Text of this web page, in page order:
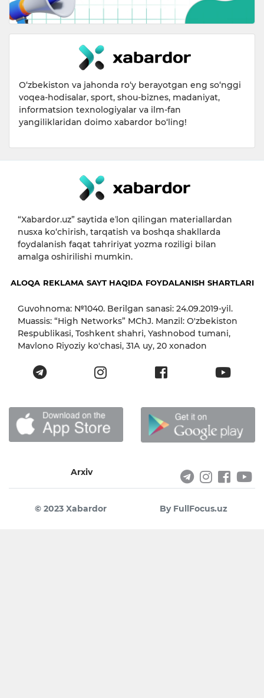
O‘zbekiston va jahonda ro‘y berayotgan eng so‘nggi
voqea-hodisalar, sport, shou-biznes, madaniyat,
informatsion texnologiyalar va ilm-fan
yangiliklaridan doimo xabardor bo‘ling!
“Xabardor.uz” saytida eʼlon qilingan materiallardan
nusxa ko‘chirish, tarqatish va boshqa shakllarda
foydalanish faqat tahririyat yozma roziligi bilan
amalga oshirilishi mumkin.
ALOQA REKLAMA SAYT HAQIDA FOYDALANISH SHARTLARI
Guvohnoma: №1040. Berilgan sanasi: 24.09.2019-yil.
Muassis: “High Networks” MChJ. Manzil: O'zbekiston
Respublikasi, Toshkent shahri, Yashnobod tumani,
Mavlono Riyoziy ko'chasi, 31А uy, 20 xonadon
Arxiv
© 2023 Xabardor By FullFocus.uz